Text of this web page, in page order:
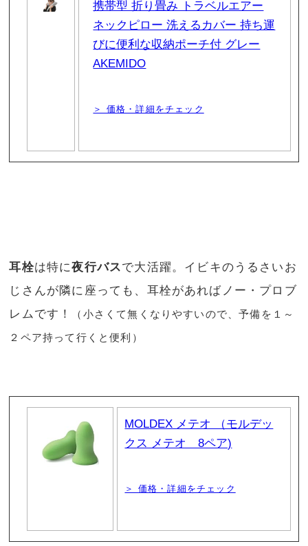
携帯型 折り畳み トラベルエアー
ネックピロー 洗えるカバー 持ち運
びに便利な収納ポーチ付 グレー
AKEMIDO
＞ 価格・詳細をチェック
耳栓は特に夜行バスで大活躍。イビキのうるさいお
じさんが隣に座っても、耳栓があればノー・プロブ
レムです！
（小さくて無くなりやすいので、予備を１～
２ペア持って行くと便利）
MOLDEX メテオ （モルデッ
クス メテオ 8ペア)
＞ 価格・詳細をチェック